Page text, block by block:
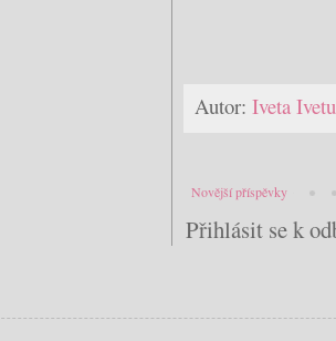
Autor: Iveta
Novější příspěvky
Přihlásit se k